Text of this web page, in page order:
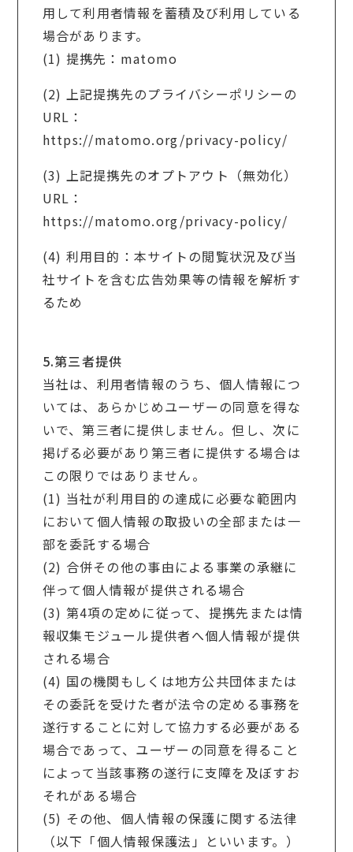
用して利用者情報を蓄積及び利用している
場合があります。
(1) 提携先：matomo
(2) 上記提携先のプライバシーポリシーの
URL：
https://matomo.org/privacy-policy/
(3) 上記提携先のオプトアウト（無効化）
URL：
https://matomo.org/privacy-policy/
(4) 利用目的：本サイトの閲覧状況及び当
社サイトを含む広告効果等の情報を解析す
るため
5.第三者提供
当社は、利用者情報のうち、個人情報につ
いては、あらかじめユーザーの同意を得な
いで、第三者に提供しません。但し、次に
掲げる必要があり第三者に提供する場合は
この限りではありません。
(1) 当社が利用目的の達成に必要な範囲内
において個人情報の取扱いの全部または一
部を委託する場合
(2) 合併その他の事由による事業の承継に
伴って個人情報が提供される場合
(3) 第4項の定めに従って、提携先または情
報収集モジュール提供者へ個人情報が提供
される場合
(4) 国の機関もしくは地方公共団体または
その委託を受けた者が法令の定める事務を
遂行することに対して協力する必要がある
場合であって、ユーザーの同意を得ること
によって当該事務の遂行に支障を及ぼすお
それがある場合
(5) その他、個人情報の保護に関する法律
（以下「個人情報保護法」といいます。）